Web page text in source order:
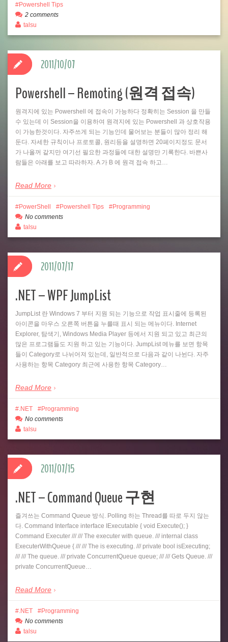
Powershell Tips
2 comments
talsu
Powershell – Remoting (원격 접속)
원격지에 있는 Powershell 에 접속이 가능하다 정확히는 Session 을 만들
수 있는데 이 Session을 이용하여 원격지에 있는 Powershell 과 상호작용
이 가능한것이다. 자주쓰게 되는 기능인데 물어보는 분들이 많아 정리 해
둔다. 자세한 규칙이나 프로토콜, 원리등을 설명하면 20페이지정도 문서
가 나올꺼 같지만 여기선 필요한 과정들에 대한 설명만 기록한다. 바쁜사
람들은 아래를 보고 따라하자. A 가 B 에 원격 접속 하고…
Read More
2011/10/07
PowerShell Powershell Tips
Programming
No comments
talsu
.NET – WPF JumpList
JumpList 란 Windows 7 부터 지원 되는 기능으로 작업 표시줄에 등록된
아이콘을 마우스 오른쪽 버튼을 누를때 표시 되는 메뉴이다. Internet
Explorer, 탐색기, Windows Media Player 등에서 지원 되고 있고 최근의
많은 프로그램들도 지원 하고 있는 기능이다. JumpList 메뉴를 보면 항목
들이 Category로 나뉘어져 있는데, 일반적으로 다음과 같이 나뉜다. 자주
사용하는 항목 Category 최근에 사용한 항목 Category…
Read More
2011/07/17
.NET
Programming
No comments
talsu
.NET – Command Queue 구현
즐겨쓰는 Command Queue 방식. Polling 하는 Thread를 따로 두지 않는
다. Command Interface interface IExecutable { void Execute(); }
Command Executer /// /// The executer with queue. /// internal class
ExecuterWithQueue { /// /// The is executing. /// private bool isExecuting;
/// /// The queue. /// private ConcurrentQueue queue; /// /// Gets Queue. ///
private ConcurrentQueue…
Read More
2011/07/15
.NET
Programming
No comments
talsu